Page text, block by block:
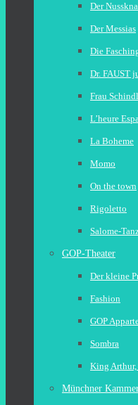
Der
Der Messias
Die
Dr. FAUST
Frau
L’heure
La Boheme
Momo
On the town
Rigoletto
Salome-
GOP-Theater
Der kleine
Fashion
GOP
Sombra
King
Münchner